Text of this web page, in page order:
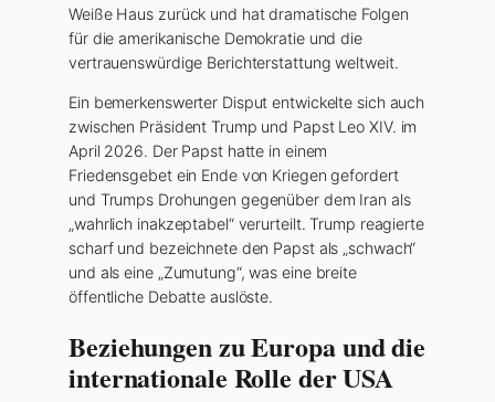
Weiße Haus zurück und hat dramatische Folgen
für die amerikanische Demokratie und die
vertrauenswürdige Berichterstattung weltweit.
Ein bemerkenswerter Disput entwickelte sich auch
zwischen Präsident Trump und Papst Leo XIV. im
April 2026. Der Papst hatte in einem
Friedensgebet ein Ende von Kriegen gefordert
und Trumps Drohungen gegenüber dem Iran als
„wahrlich inakzeptabel“ verurteilt. Trump reagierte
scharf und bezeichnete den Papst als „schwach“
und als eine „Zumutung“, was eine breite
öffentliche Debatte auslöste.
Beziehungen zu Europa und die
internationale Rolle der USA